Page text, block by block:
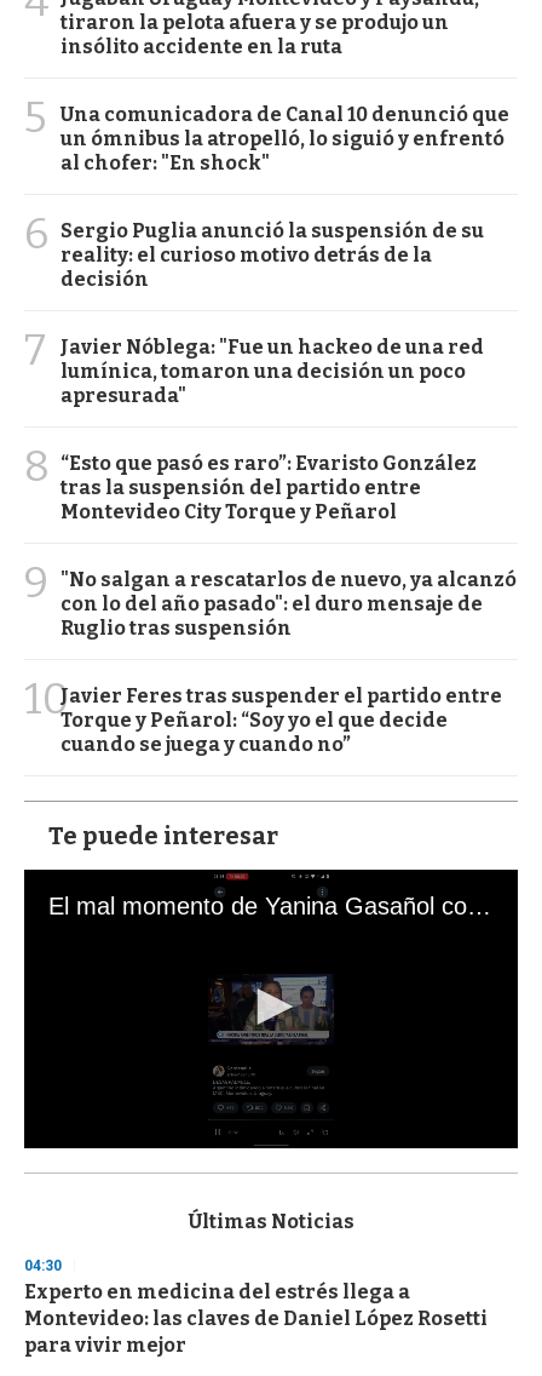
tiraron la pelota afuera y se produjo un
insólito accidente en la ruta
5
Una comunicadora de Canal 10 denunció que
un ómnibus la atropelló, lo siguió y enfrentó
al chofer: "En shock"
6
Sergio Puglia anunció la suspensión de su
reality: el curioso motivo detrás de la
decisión
7
Javier Nóblega: "Fue un hackeo de una red
lumínica, tomaron una decisión un poco
apresurada"
8
“Esto que pasó es raro”: Evaristo González
tras la suspensión del partido entre
Montevideo City Torque y Peñarol
9
"No salgan a rescatarlos de nuevo, ya alcanzó
con lo del año pasado": el duro mensaje de
Ruglio tras suspensión
10Javier Feres tras suspender el partido entre
Torque y Peñarol: “Soy yo el que decide
cuando se juega y cuando no”
Te puede interesar
El mal momento de Yanina Gasañol con un hincha argentino en "Subrayado"
s
d
s
o
f
3
Últimas Noticias
04:30
Experto en medicina del estrés llega a
Montevideo: las claves de Daniel López Rosetti
para vivir mejor